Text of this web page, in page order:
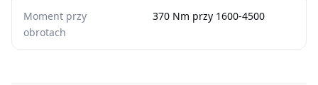
Moment przy
obrotach
370 Nm przy 1600-4500